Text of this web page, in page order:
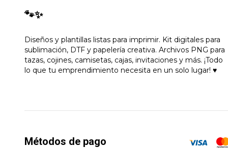
🐾✨
Diseños y plantillas listas para imprimir. Kit digitales para
sublimación, DTF y papelería creativa. Archivos PNG para
tazas, cojines, camisetas, cajas, invitaciones y más. ¡Todo
lo que tu emprendimiento necesita en un solo lugar! ♥
Métodos de pago